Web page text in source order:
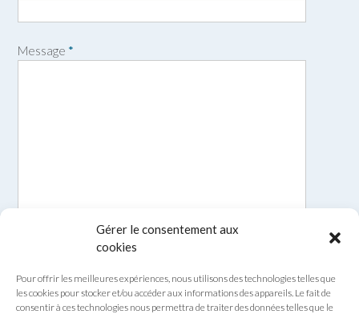
Gérer le consentement aux
cookies
Pour offrir les meilleures expériences, nous utilisons des technologies telles que
les cookies pour stocker et/ou accéder aux informations des appareils. Le fait de
consentir à ces technologies nous permettra de traiter des données telles que le
Message *